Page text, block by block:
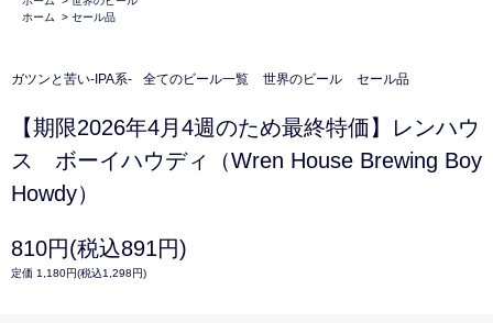
ホーム
> セール品
ガツンと苦い-IPA系- 全てのビール一覧 世界のビール セール品
【期限2026年4月4週のため最終特価】レンハウ
ス ボーイハウディ（Wren House Brewing Boy
Howdy）
810円(税込891円)
定価 1,180円(税込1,298円)